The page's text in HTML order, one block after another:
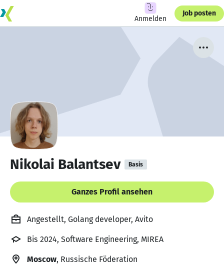
Anmelden
Job posten
Nikolai Balantsev Basis
Ganzes Profil ansehen
Angestellt, Golang developer, Avito
Bis 2024, Software Engineering, MIREA
Moscow, Russische Föderation